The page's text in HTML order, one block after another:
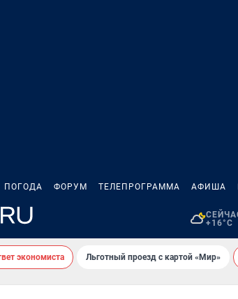
ПОГОДА ФОРУМ ТЕЛЕПРОГРАММА АФИША
+16°C
экономиста Льготный проезд с картой «Мир»